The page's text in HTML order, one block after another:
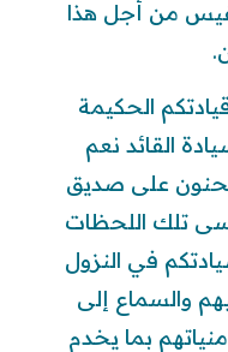
من أجل هذا
الحكيمة
القائد نعم
الحنون على صديق
تلك اللحظات
في النزول
والسماع إلى
بما يخدم